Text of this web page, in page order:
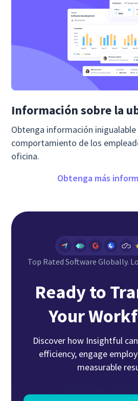
Información sobre la
Obtenga información inigualable
comportamiento de los
oficina.
Obtenga más
Top Rated Software Globally.
Ready to
Your
Discover how Insightful
efficiency, engage
measurable